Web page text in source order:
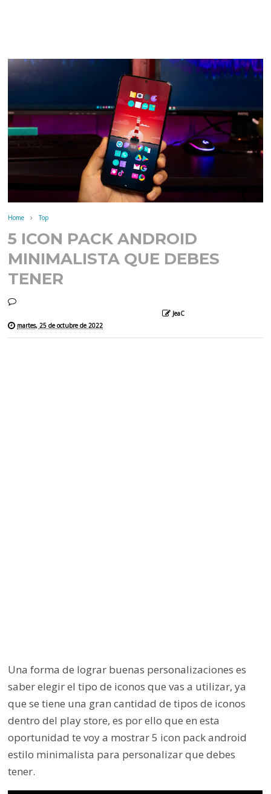
Home Top
5 ICON PACK ANDROID
MINIMALISTA QUE DEBES
TENER
JeaC
martes, 25 de octubre de 2022
Una forma de lograr buenas personalizaciones es
saber elegir el tipo de iconos que vas a utilizar, ya
que se tiene una gran cantidad de tipos de iconos
dentro del play store, es por ello que en esta
oportunidad te voy a mostrar 5 icon pack android
estilo minimalista para personalizar que debes
tener.